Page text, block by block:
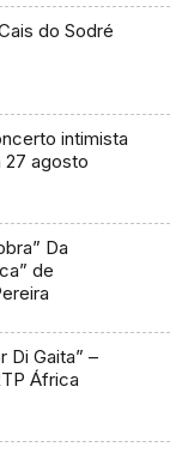
do Sodré
intimista
27 agosto
Da
de
Di Gaita” –
África